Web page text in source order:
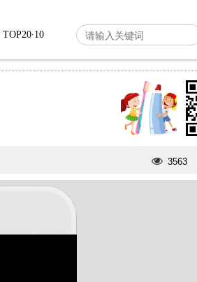
TOP20∙10
3563